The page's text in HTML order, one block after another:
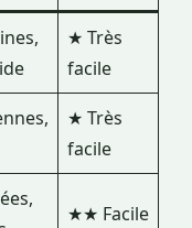
★ Très
facile
★ Très
facile
★★ Facile